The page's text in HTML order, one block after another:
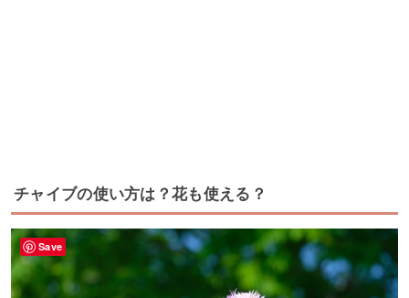
チャイブの使い方は？花も使える？
Save